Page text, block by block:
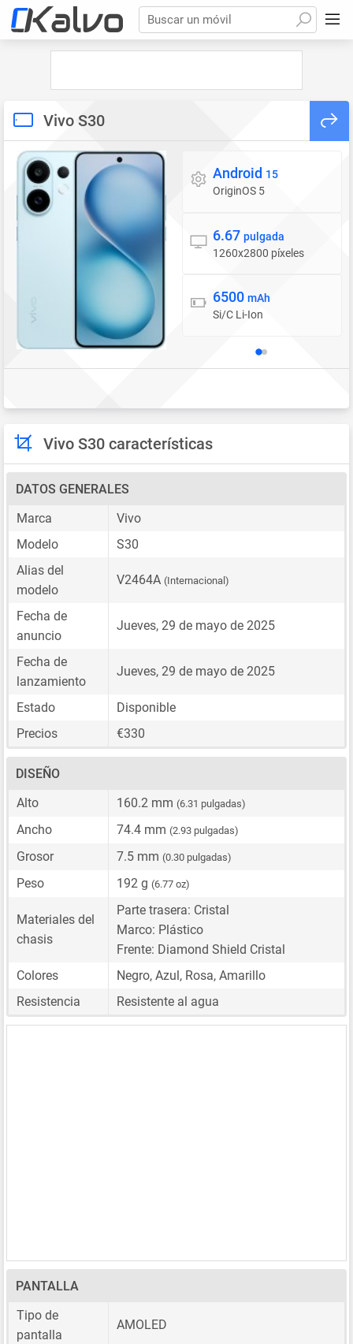
Buscar un móvil
Vivo S30
Sistema operativo
Android 15
OriginOS 5
Pantalla
6.67 pulgada
1260x2800 píxeles
Batería
6500 mAh
Si/C Li-Ion
Vivo S30 características
DATOS GENERALES
Marca
Vivo
Modelo
S30
Alias del
modelo
V2464A (Internacional)
Fecha de
anuncio
Jueves, 29 de mayo de 2025
Fecha de
lanzamiento
Jueves, 29 de mayo de 2025
Estado
Disponible
Precios
€330
DISEÑO
Alto
160.2 mm (6.31 pulgadas)
Ancho 74.4 mm (2.93 pulgadas)
Grosor 7.5 mm (0.30 pulgadas)
Peso 192 g (6.77 oz)
Materiales del
chasis
Parte trasera: Cristal
Marco: Plástico
Frente: Diamond Shield Cristal
Colores
Negro, Azul, Rosa, Amarillo
Resistencia
Resistente al agua
PANTALLA
Tipo de
pantalla
AMOLED